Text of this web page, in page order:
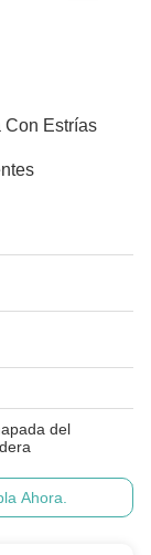
Con Estrías
del
Ahora.